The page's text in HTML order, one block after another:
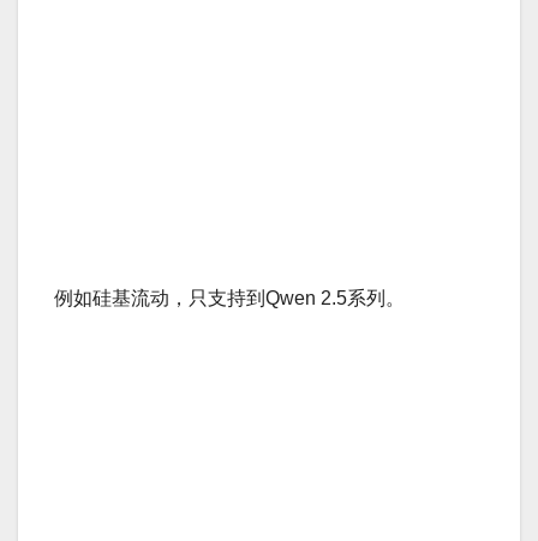
例如硅基流动，只支持到Qwen 2.5系列。